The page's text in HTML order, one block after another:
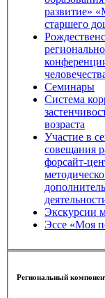
развитие»
старшего
регионального этапа
Семинары
Система
возраста
Участие в
совещания
форсайт-
Экскурсии
Эссе
Региональный